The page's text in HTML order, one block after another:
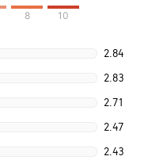
8 10
2.84
2.83
2.71
2.47
2.43